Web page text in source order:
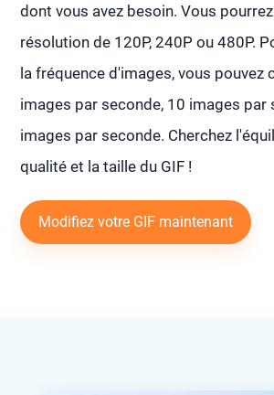
dont vous avez besoin. Vous
résolution de 120P, 240P ou 480P.
la fréquence d'images, vous pouvez
images par seconde, 10 images par
images par seconde. Cherchez
qualité et la taille du GIF !
Modifiez votre GIF maintenant